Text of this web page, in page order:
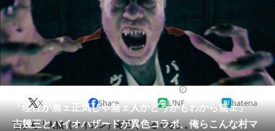
エンタメ クイズ
グルメ 地域
住まい 教育・育児
動物 リサーチ
会員記事
「理性が無ェ正気じゃ無ェ人かどうかもわから無ェ」
吉幾三とバイオハザードが異色コラボ、俺らこんな村マ
X Share LINE hatena
吉さん「人狼（ライカン）毎日ぐーるぐる」。